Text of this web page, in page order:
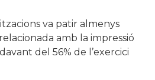
va patir almenys
amb la impressió
del 56% de l’exercici